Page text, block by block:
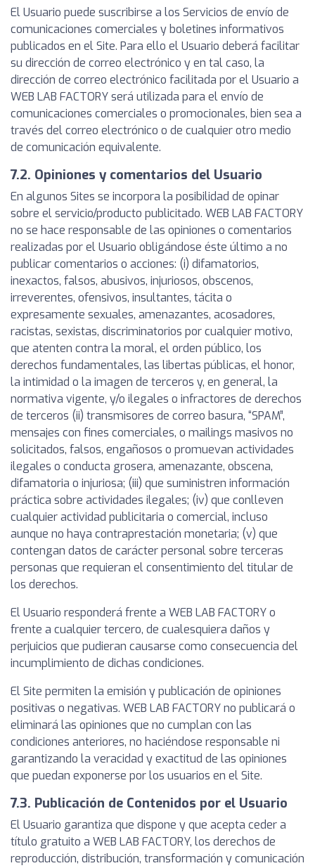
El Usuario puede suscribirse a los Servicios de envío de
comunicaciones comerciales y boletines informativos
publicados en el Site. Para ello el Usuario deberá facilitar
su dirección de correo electrónico y en tal caso, la
dirección de correo electrónico facilitada por el Usuario a
WEB LAB FACTORY será utilizada para el envío de
comunicaciones comerciales o promocionales, bien sea a
través del correo electrónico o de cualquier otro medio
de comunicación equivalente.
7.2. Opiniones y comentarios del Usuario
En algunos Sites se incorpora la posibilidad de opinar
sobre el servicio/producto publicitado. WEB LAB FACTORY
no se hace responsable de las opiniones o comentarios
realizadas por el Usuario obligándose éste último a no
publicar comentarios o acciones: (i) difamatorios,
inexactos, falsos, abusivos, injuriosos, obscenos,
irreverentes, ofensivos, insultantes, tácita o
expresamente sexuales, amenazantes, acosadores,
racistas, sexistas, discriminatorios por cualquier motivo,
que atenten contra la moral, el orden público, los
derechos fundamentales, las libertas públicas, el honor,
la intimidad o la imagen de terceros y, en general, la
normativa vigente, y/o ilegales o infractores de derechos
de terceros (ii) transmisores de correo basura, “SPAM”,
mensajes con fines comerciales, o mailings masivos no
solicitados, falsos, engañosos o promuevan actividades
ilegales o conducta grosera, amenazante, obscena,
difamatoria o injuriosa; (iii) que suministren información
práctica sobre actividades ilegales; (iv) que conlleven
cualquier actividad publicitaria o comercial, incluso
aunque no haya contraprestación monetaria; (v) que
contengan datos de carácter personal sobre terceras
personas que requieran el consentimiento del titular de
los derechos.
El Usuario responderá frente a WEB LAB FACTORY o
frente a cualquier tercero, de cualesquiera daños y
perjuicios que pudieran causarse como consecuencia del
incumplimiento de dichas condiciones.
El Site permiten la emisión y publicación de opiniones
positivas o negativas. WEB LAB FACTORY no publicará o
eliminará las opiniones que no cumplan con las
condiciones anteriores, no haciéndose responsable ni
garantizando la veracidad y exactitud de las opiniones
que puedan exponerse por los usuarios en el Site.
7.3. Publicación de Contenidos por el Usuario
El Usuario garantiza que dispone y que acepta ceder a
título gratuito a WEB LAB FACTORY, los derechos de
reproducción, distribución, transformación y comunicación